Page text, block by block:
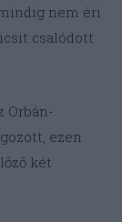
nem éri
csalódott
Orbán-
ezen
két